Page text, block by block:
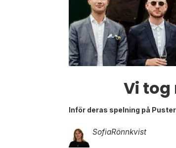
Vi
Inför deras spelning på
SofiaRönnkvist